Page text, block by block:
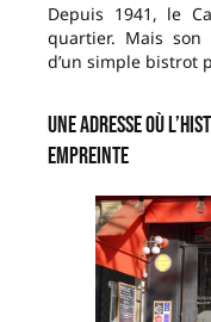
Depuis 1941, le
quartier. Mais son
d’un simple bistrot
Une adresse où
empreinte